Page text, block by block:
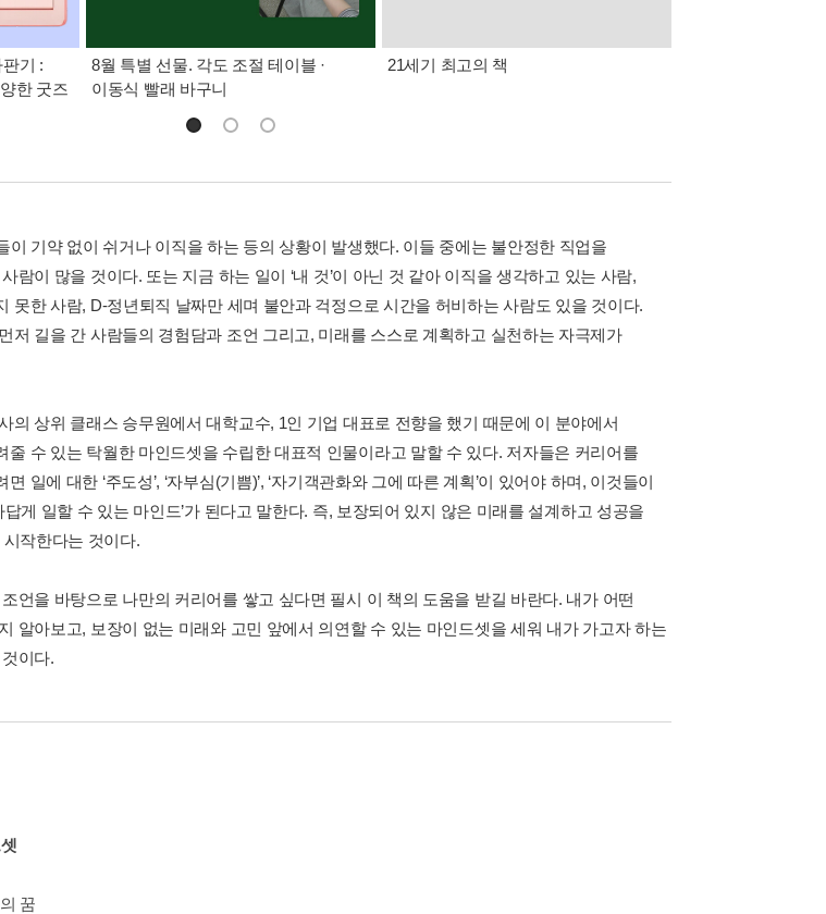
기 :
한 굿즈
8월 특별 선물. 각도 조절 테이블 ·
이동식 빨래 바구니
21세기 최고의 책
이 기약 없이 쉬거나 이직을 하는 등의 상황이 발생했다. 이들 중에는 불안정한 직업을
람이 많을 것이다. 또는 지금 하는 일이 ‘내 것’이 아닌 것 같아 이직을 생각하고 있는 사람,
못한 사람, D-정년퇴직 날짜만 세며 불안과 걱정으로 시간을 허비하는 사람도 있을 것이다.
저 길을 간 사람들의 경험담과 조언 그리고, 미래를 스스로 계획하고 실천하는 자극제가
의 상위 클래스 승무원에서 대학교수, 1인 기업 대표로 전향을 했기 때문에 이 분야에서
줄 수 있는 탁월한 마인드셋을 수립한 대표적 인물이라고 말할 수 있다. 저자들은 커리어를
일에 대한 ‘주도성’, ‘자부심(기쁨)’, ‘자기객관화와 그에 따른 계획’이 있어야 하며, 이것들이
답게 일할 수 있는 마인드’가 된다고 말한다. 즉, 보장되어 있지 않은 미래를 설계하고 성공을
시작한다는 것이다.
언을 바탕으로 나만의 커리어를 쌓고 싶다면 필시 이 책의 도움을 받길 바란다. 내가 어떤
알아보고, 보장이 없는 미래와 고민 앞에서 의연할 수 있는 마인드셋을 세워 내가 가고자 하는
이다.
꿈